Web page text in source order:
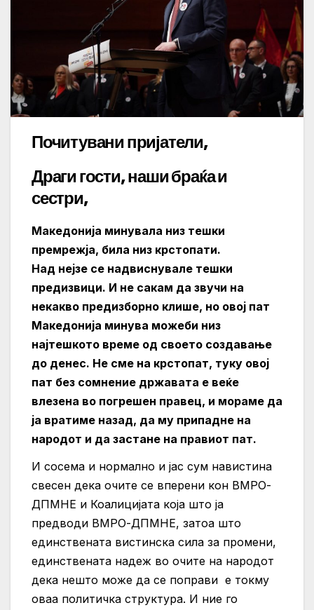
Почитувани пријатели,
Драги гости, наши браќа и
сестри,
Македонија минувала низ тешки
премрежја, била низ крстопати.
Над нејзе се надвиснувале тешки
предизвици. И не сакам да звучи на
некакво предизборно клише, но овој пат
Македонија минува можеби низ
најтешкото време од своето создавање
до денес. Не сме на крстопат, туку овој
пат без сомнение државата е веќе
влезена во погрешен правец, и мораме да
ја вратиме назад, да му припадне на
народот и да застане на правиот пат.
И сосема и нормално и јас сум навистина
свесен дека очите се вперени кон ВМРО-
ДПМНЕ и Коалицијата која што ја
предводи ВМРО-ДПМНЕ, затоа што
единствената вистинска сила за промени,
единствената надеж во очите на народот
дека нешто може да се поправи е токму
оваа политичка структура. И ние го